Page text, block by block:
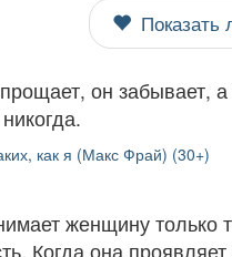
Показать
он забывает,
как я (Макс Фрай) (30+)
женщину только
Когда она